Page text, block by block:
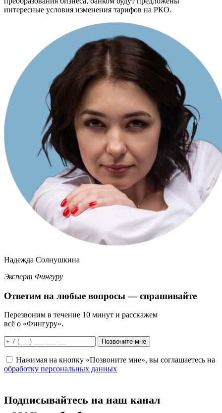
интересные условия изменения тарифов на РКО.
Надежда Солнушкина
Эксперт Фингуру
Ответим на любые вопросы— спрашивайте
Перезвоним в течение 10 минут и расскажем
всё о «Фингуру».
Позвоните мне
Нажимая на кнопку «Позвоните мне», вы соглашаетесь на
обработку персональных данных
Подписывайтесь на наш канал